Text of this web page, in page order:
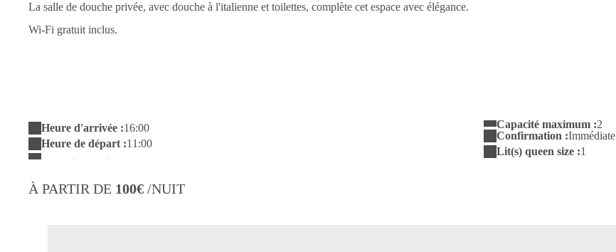
La salle de douche privée, avec douche à l'italienne et toilettes, complète cet espace avec élégance.
Wi-Fi gratuit inclus.
Heure d'arrivée :16:00
Heure de départ :11:00
Capacité maximum :2
Confirmation :Immédiate
Lit(s) queen size :1
À PARTIR DE 100€ /NUIT